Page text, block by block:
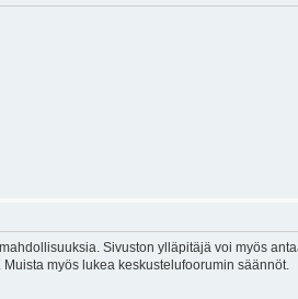
Sivuston ylläpitäjä voi myös
myös lukea keskustelufoorumin säännöt.